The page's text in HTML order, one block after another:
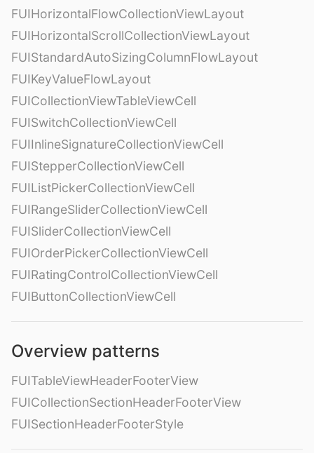
FUIHorizontalFlowCollectionViewLayout
FUIHorizontalScrollCollectionViewLayout
FUIStandardAutoSizingColumnFlowLayout
FUIKeyValueFlowLayout
FUICollectionViewTableViewCell
FUISwitchCollectionViewCell
FUIInlineSignatureCollectionViewCell
FUIStepperCollectionViewCell
FUIListPickerCollectionViewCell
FUIRangeSliderCollectionViewCell
FUISliderCollectionViewCell
FUIOrderPickerCollectionViewCell
FUIRatingControlCollectionViewCell
FUIButtonCollectionViewCell
Overview patterns
FUITableViewHeaderFooterView
FUICollectionSectionHeaderFooterView
FUISectionHeaderFooterStyle